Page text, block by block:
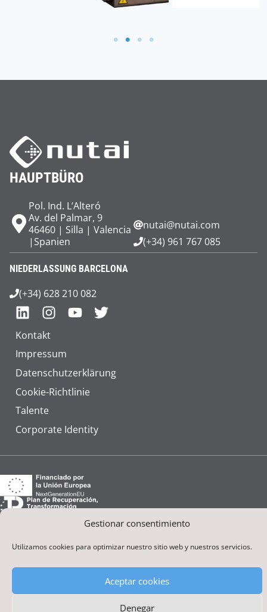
Gestionar consentimiento
Utilizamos cookies para optimizar nuestro sitio web y nuestros servicios.
Aceptar cookies
Denegar
HAUPTBÜRO
Pol. Ind. L’Alteró
Av. del Palmar, 9
46460 | Silla | Valencia
|Spanien
nutai@nutai.com
(+34) 961 767 085
NIEDERLASSUNG BARCELONA
(+34) 628 210 082
Kontakt
Impressum
Datenschutzerklärung
Cookie-Richtlinie
Talente
Corporate Identity
Gefördert von der Europäischen Union – NextGenerationEU
Nutai © 2026